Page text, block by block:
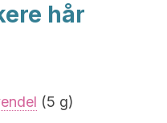
hår
(5 g)